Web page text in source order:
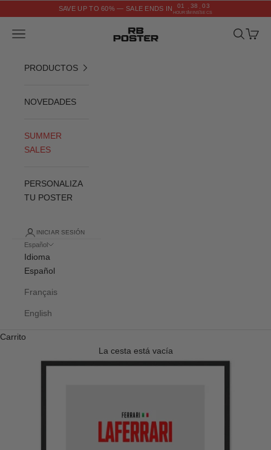
SAVE UP TO 60% — SALE ENDS IN 01
HOURS
: 38
MINS
: 02
SECS
RB POSTER
Menú Buscar
Cesta
PRODUCTOS
NOVEDADES
SUMMER
SALES
PERSONALIZA
TU POSTER
INICIAR SESIÓN
Español
Idioma
Español
Français
English
Carrito
La cesta está vacía